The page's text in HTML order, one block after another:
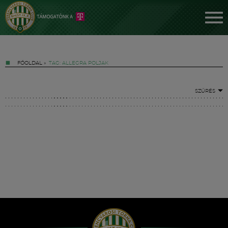
FŐOLDAL » TAG: ALLEGRA POLJAK
SZŰRÉS
Hírek